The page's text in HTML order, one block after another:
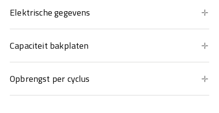
Elektrische gegevens
Capaciteit bakplaten
Opbrengst per cyclus